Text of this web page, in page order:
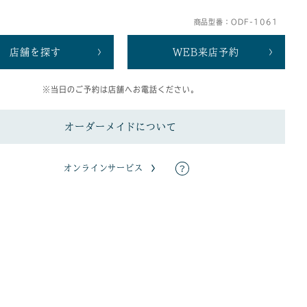
商品型番：ODF-1061
店舗を探す WEB来店予約
※当日のご予約は店舗へお電話ください。
オーダーメイドについて
オンラインサービス